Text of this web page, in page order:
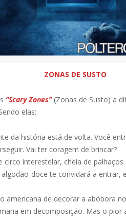
ZONAS DE SUSTO
“Scary Zones”(Zonas de Susto) a
elas:
da história está de volta. Você
Vai ter coragem de brincar?
circo interestelar, cheia de
doce te convidará a
americana de decorar a abóbora
em decomposição. Mas o